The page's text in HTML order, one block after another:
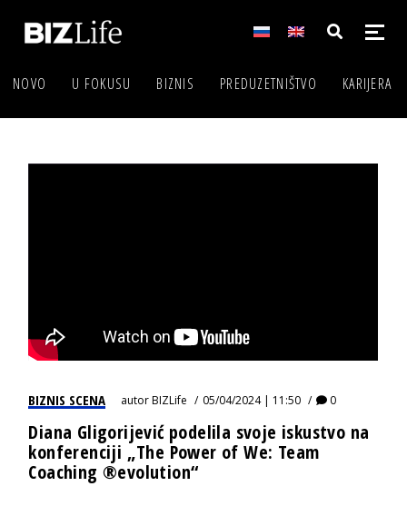
NOVO U FOKUSU BIZNIS PREDUZETNIŠTVO KARIJERA
BIZNIS SCENA autorBIZLife 05/04/2024 | 11:50 0
Diana Gligorijević podelila svoje iskustvo na
konferenciji „The Power of We: Team
Coaching ®evolution“